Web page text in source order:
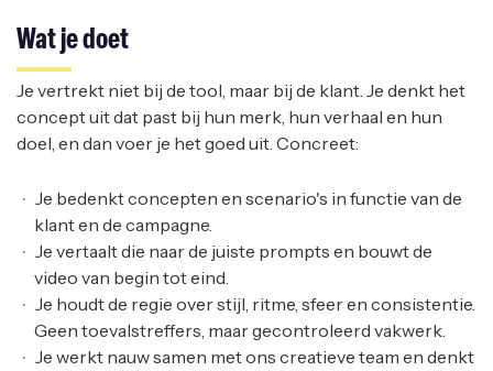
Wat je doet
Je vertrekt niet bij de tool, maar bij de klant. Je denkt het
concept uit dat past bij hun merk, hun verhaal en hun
doel, en dan voer je het goed uit. Concreet:
Je bedenkt concepten en scenario's in functie van de
klant en de campagne.
Je vertaalt die naar de juiste prompts en bouwt de
video van begin tot eind.
Je houdt de regie over stijl, ritme, sfeer en consistentie.
Geen toevalstreffers, maar gecontroleerd vakwerk.
Je werkt nauw samen met ons creatieve team en denkt